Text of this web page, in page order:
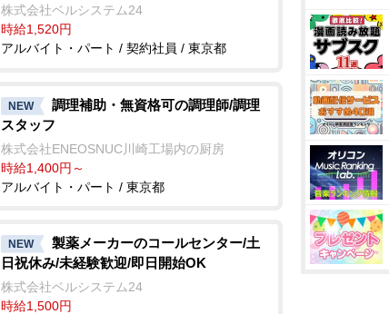
株式会社ベルシステム24
時給1,520円
アルバイト・パート / 契約社員 / 東京都
NEW
調理補助・無資格可の調理師/調理
スタッフ
株式会社ENEOSNUC川崎工場内の厨房
時給1,400円～
アルバイト・パート / 東京都
NEW
製薬メーカーのコールセンター/土
日祝休み/未経験歓迎/即日開始OK
株式会社ベルシステム24
時給1,500円